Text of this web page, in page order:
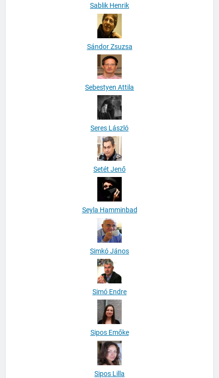
Sablik Henrik
Sándor Zsuzsa
Sebestyen Attila
Seres László
Setét Jenő
Seyla Hamminbad
Simkó János
Simó Endre
Sipos Emőke
Sipos Lilla